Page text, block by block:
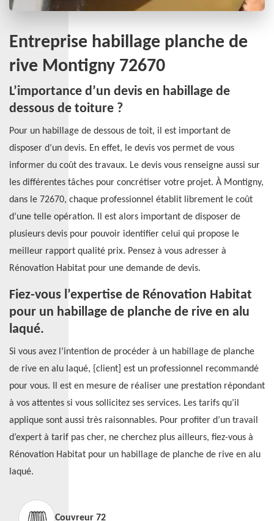
Entreprise habillage planche de
rive Montigny 72670
L’importance d’un devis en habillage de
dessous de toiture ?
Pour un habillage de dessous de toit, il est important de
disposer d’un devis. En effet, le devis vos permet de vous
informer du coût des travaux. Le devis vous renseigne aussi sur
les différentes tâches pour concrétiser votre projet. À Montigny,
dans le 72670, chaque professionnel établit librement le coût
d’une telle opération. Il est alors important de disposer de
plusieurs devis pour pouvoir identifier celui qui propose le
meilleur rapport qualité prix. Pensez à vous adresser à
Rénovation Habitat pour une demande de devis.
Fiez-vous l’expertise de Rénovation Habitat
pour un habillage de planche de rive en alu
laqué.
Si vous avez l’intention de procéder à un habillage de planche
de rive en alu laqué, {client] est un professionnel recommandé
pour vous. Il est en mesure de réaliser une prestation répondant
à vos attentes si vous sollicitez ses services. Les tarifs qu’il
applique sont aussi très raisonnables. Pour profiter d’un travail
d’expert à tarif pas cher, ne cherchez plus ailleurs, fiez-vous à
Rénovation Habitat pour un habillage de planche de rive en alu
laqué.
Couvreur 72